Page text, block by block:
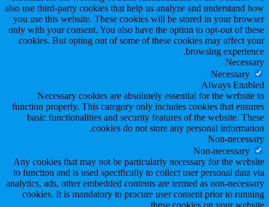
also use third-party cookies that help us analyze and understand how
you use this website. These cookies will be stored in your browser
only with your consent. You also have the option to opt-out of these
cookies. But opting out of some of these cookies may affect your
browsing experience.
Necessary
Necessary
Always Enabled
Necessary cookies are absolutely essential for the website to
function properly. This category only includes cookies that ensures
basic functionalities and security features of the website. These
cookies do not store any personal information.
Non-necessary
Non-necessary
Any cookies that may not be particularly necessary for the website
to function and is used specifically to collect user personal data via
analytics, ads, other embedded contents are termed as non-necessary
cookies. It is mandatory to procure user consent prior to running